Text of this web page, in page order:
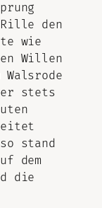
den
wie
Willen
stets
stand
dem
die